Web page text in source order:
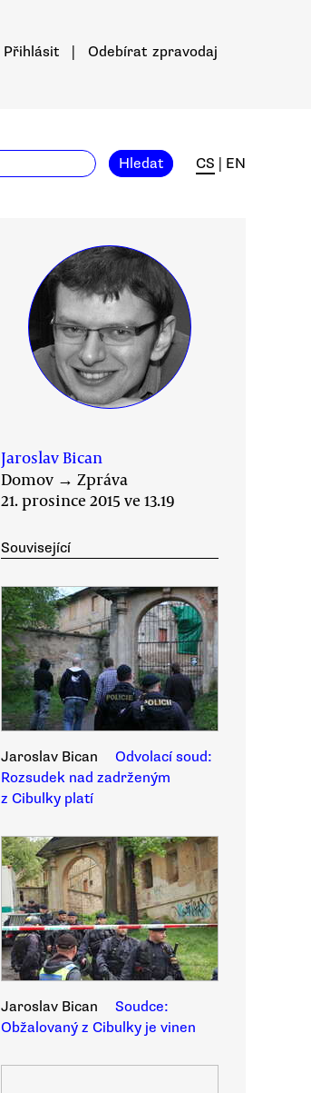
Přihlásit Odebírat zpravodaj
Hledat CS EN
Jaroslav Bican
Domov → Zpráva
21. prosince 2015 ve 13.19
Související
Jaroslav Bican
Odvolací soud:
Rozsudek nad zadrženým
z Cibulky platí
Jaroslav Bican
Soudce:
Obžalovaný z Cibulky je vinen